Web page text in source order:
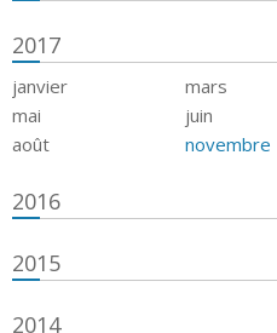
2017
janvier mars
mai
juin
août
novembre
2016
2015
2014